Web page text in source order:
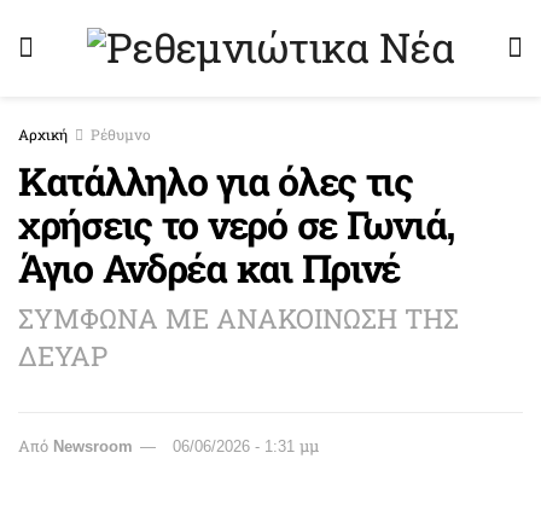
Αρχική Ρέθυμνο
Κατάλληλο για όλες τις
χρήσεις το νερό σε Γωνιά,
Άγιο Ανδρέα και Πρινέ
ΣΥΜΦΩΝΑ ΜΕ ΑΝΑΚΟΙΝΩΣΗ ΤΗΣ
ΔΕΥΑΡ
Από Newsroom 06/06/2026 - 1:31 μμ